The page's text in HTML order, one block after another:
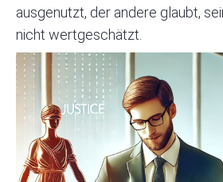
ausgenutzt, der andere glaubt,
nicht wertgeschätzt.